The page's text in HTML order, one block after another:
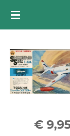
Ga
de
hoofdinhoud
€